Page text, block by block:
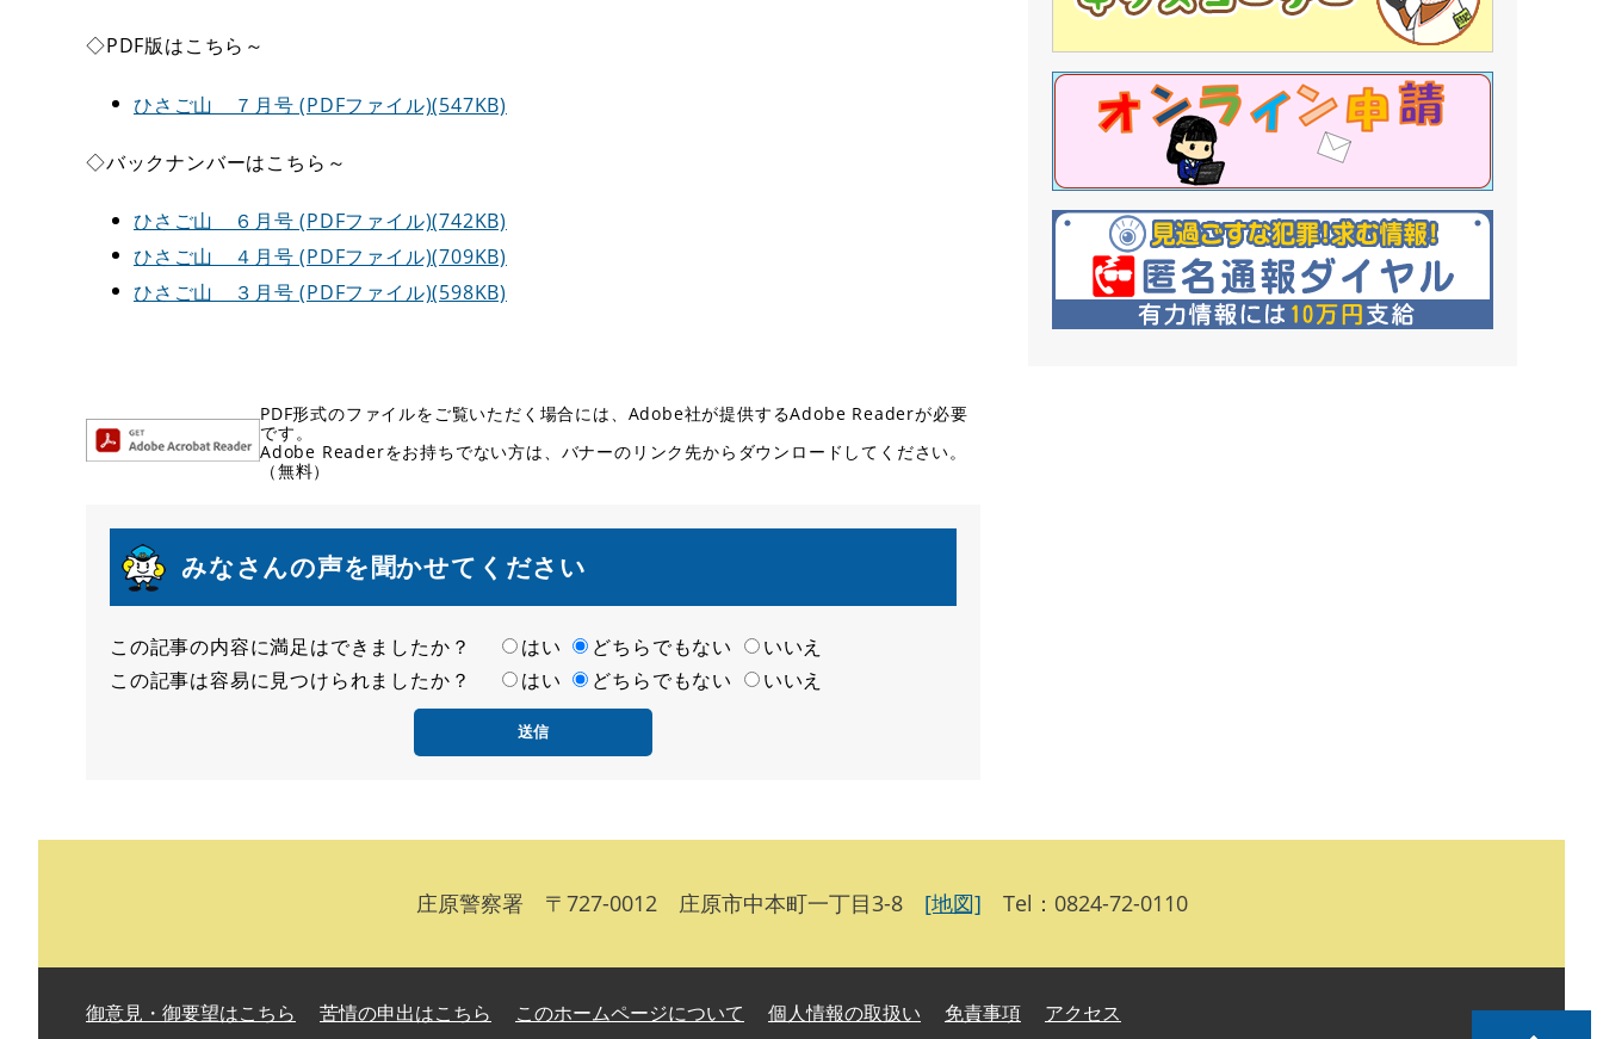
◇PDF版はこちら～
ひさご山 ７月号 (PDFファイル)(547KB)
◇バックナンバーはこちら～
ひさご山 ６月号 (PDFファイル)(742KB)
ひさご山 ４月号 (PDFファイル)(709KB)
ひさご山 ３月号 (PDFファイル)(598KB)
PDF形式のファイルをご覧いただく場合には、Adobe社が提供するAdobe Readerが必要
です。
Adobe Readerをお持ちでない方は、バナーのリンク先からダウンロードしてください。
（無料）
みなさんの声を聞かせてください
満
足
この記事の内容に満足はできましたか？ はい どちらでもない
いいえ
容
この記事は容易に見つけられましたか？ はい どちらでもない いいえ
庄原警察署 〒727-0012 庄原市中本町一丁目3-8 [地図] Tel：0824-72-0110
御意見・御要望はこちら 苦情の申出はこちら このホームページについて 個人情報の取扱い 免責事項 アクセス